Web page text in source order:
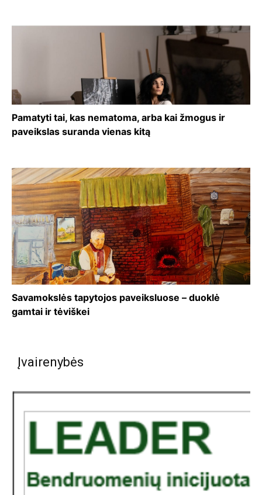
Pamatyti tai, kas nematoma, arba kai žmogus ir
paveikslas suranda vienas kitą
Savamokslės tapytojos paveiksluose – duoklė
gamtai ir tėviškei
Įvairenybės